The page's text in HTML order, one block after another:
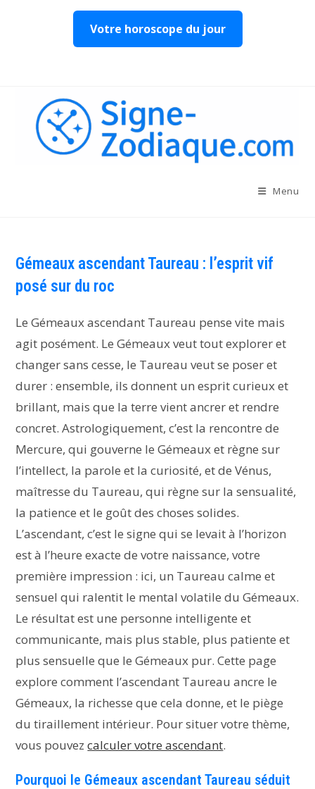
Votre horoscope du jour
Menu
Gémeaux ascendant Taureau : l’esprit vif
posé sur du roc
Le Gémeaux ascendant Taureau pense vite mais
agit posément. Le Gémeaux veut tout explorer et
changer sans cesse, le Taureau veut se poser et
durer : ensemble, ils donnent un esprit curieux et
brillant, mais que la terre vient ancrer et rendre
concret. Astrologiquement, c’est la rencontre de
Mercure, qui gouverne le Gémeaux et règne sur
l’intellect, la parole et la curiosité, et de Vénus,
maîtresse du Taureau, qui règne sur la sensualité,
la patience et le goût des choses solides.
L’ascendant, c’est le signe qui se levait à l’horizon
est à l’heure exacte de votre naissance, votre
première impression : ici, un Taureau calme et
sensuel qui ralentit le mental volatile du Gémeaux.
Le résultat est une personne intelligente et
communicante, mais plus stable, plus patiente et
plus sensuelle que le Gémeaux pur. Cette page
explore comment l’ascendant Taureau ancre le
Gémeaux, la richesse que cela donne, et le piège
du tiraillement intérieur. Pour situer votre thème,
vous pouvezcalculer votre ascendant.
Pourquoi le Gémeaux ascendant Taureau séduit